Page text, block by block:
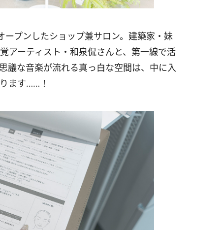
ープンしたショップ兼サロン。建築家・妹
アーティスト・和泉侃さんと、第一線で活
議な音楽が流れる真っ白な空間は、中に入
ます……！